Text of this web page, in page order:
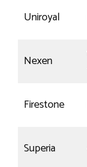
Uniroyal
Nexen
Firestone
Superia